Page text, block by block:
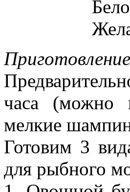
часа (можно
мелкие
Готовим 3
для рыбного